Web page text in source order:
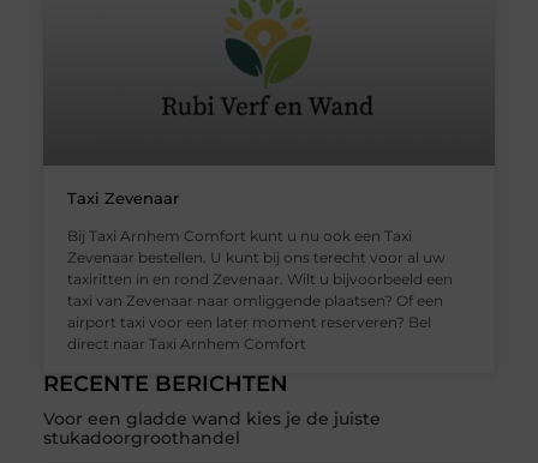
RECENTE BERICHTEN
Voor een gladde wand kies je de juiste
stukadoorgroothandel
Taxi Zevenaar
Bij Taxi Arnhem Comfort kunt u nu ook een Taxi
Zevenaar bestellen. U kunt bij ons terecht voor al uw
taxiritten in en rond Zevenaar. Wilt u bijvoorbeeld een
taxi van Zevenaar naar omliggende plaatsen? Of een
airport taxi voor een later moment reserveren? Bel
direct naar Taxi Arnhem Comfort